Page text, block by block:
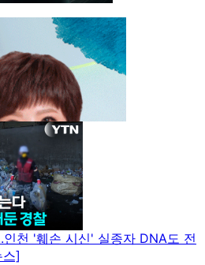
인천 '훼손 시신' 실종자 DNA도 전
]